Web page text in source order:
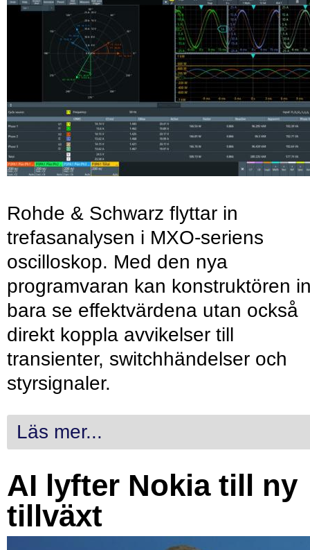
Rohde & Schwarz flyttar in
trefasanalysen i MXO-seriens
oscilloskop. Med den nya
programvaran kan konstruktören
bara se effektvärdena utan också
direkt koppla avvikelser till
transienter, switchhändelser och
styrsignaler.
Läs mer...
AI lyfter Nokia till ny
tillväxt